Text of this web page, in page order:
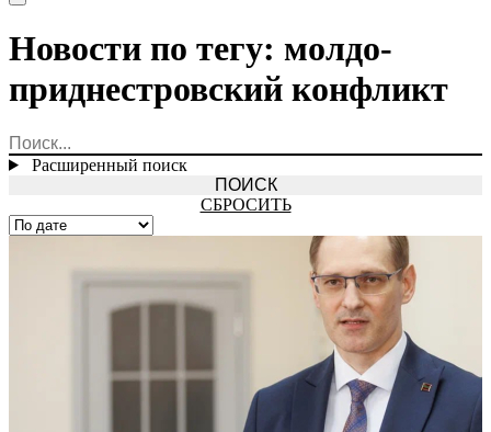
Новости по тегу: молдо-
приднестровский конфликт
Расширенный поиск
СБРОСИТЬ